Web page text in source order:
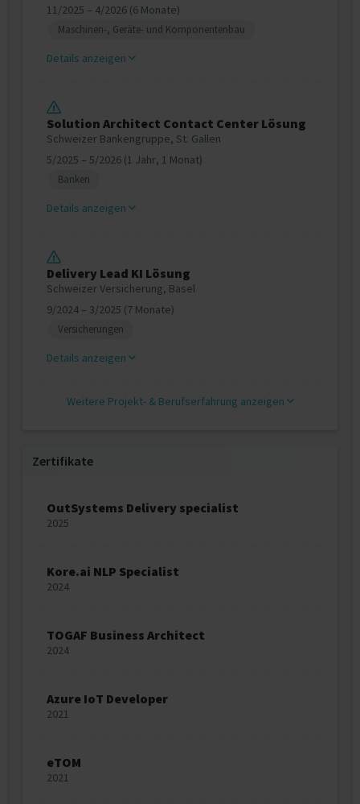
11/2025 – 4/2026 (6 Monate)
Maschinen-, Geräte- und Komponentenbau
Details anzeigen
Solution Architect Contact Center Lösung
Schweizer Bankengruppe, St. Gallen
5/2025 – 5/2026 (1 Jahr, 1 Monat)
Banken
Details anzeigen
Delivery Lead KI Lösung
Schweizer Versicherung, Basel
9/2024 – 3/2025 (7 Monate)
Versicherungen
Details anzeigen
Weitere Projekt‐ & Berufserfahrung anzeigen
Zertifikate
OutSystems Delivery specialist
2025
Kore.ai NLP Specialist
2024
TOGAF Business Architect
2024
Azure IoT Developer
2021
eTOM
2021